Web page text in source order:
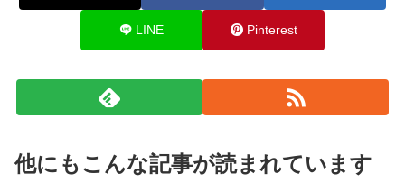
LINE Pinterest
他にもこんな記事が読まれています